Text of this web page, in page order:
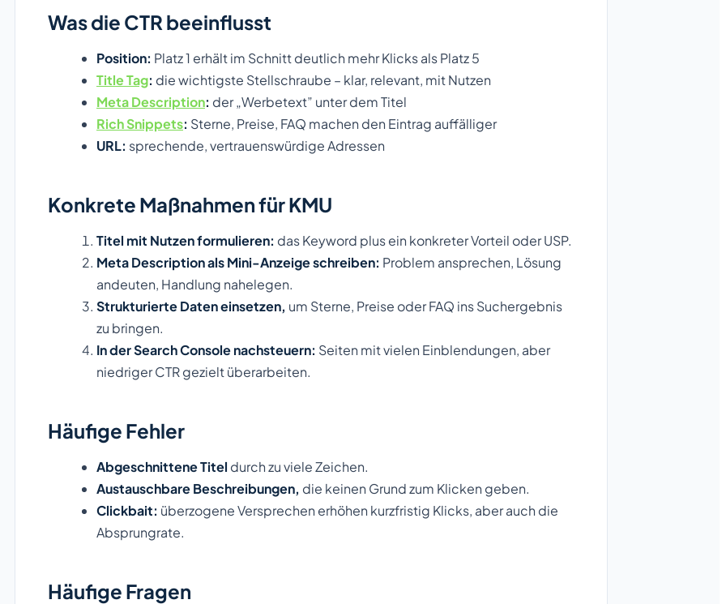
Was die CTR beeinflusst
Position: Platz 1 erhält im Schnitt deutlich mehr Klicks als Platz 5
Title Tag: die wichtigste Stellschraube – klar, relevant, mit Nutzen
Meta Description: der „Werbetext” unter dem Titel
Rich Snippets: Sterne, Preise, FAQ machen den Eintrag auffälliger
URL: sprechende, vertrauenswürdige Adressen
Konkrete Maßnahmen für KMU
Titel mit Nutzen formulieren: das Keyword plus ein konkreter Vorteil oder USP.
Meta Description als Mini-Anzeige schreiben: Problem ansprechen, Lösung
andeuten, Handlung nahelegen.
Strukturierte Daten einsetzen, um Sterne, Preise oder FAQ ins Suchergebnis
zu bringen.
In der Search Console nachsteuern: Seiten mit vielen Einblendungen, aber
niedriger CTR gezielt überarbeiten.
Häufige Fehler
Abgeschnittene Titel durch zu viele Zeichen.
Austauschbare Beschreibungen, die keinen Grund zum Klicken geben.
Clickbait: überzogene Versprechen erhöhen kurzfristig Klicks, aber auch die
Absprungrate.
Häufige Fragen